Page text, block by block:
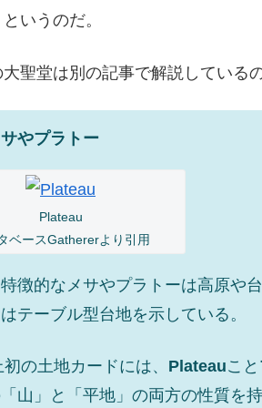
いうのだ。
聖堂は別の記事で解説している
やプラトー
Plateau
ベースGathererより引用
徴的なメサやプラトーは高原や
テーブル型台地を示している。
の土地カードには、 Plateauこと
山」と「平地」の両方の性質を